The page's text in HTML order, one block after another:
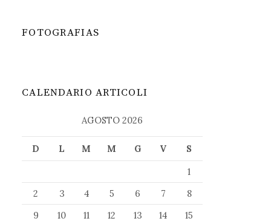
FOTOGRAFIAS
CALENDARIO ARTICOLI
AGOSTO 2026
D L M M G V
S
1
2
3 4 5 6 7
8
9
10 11 12 13 14
15